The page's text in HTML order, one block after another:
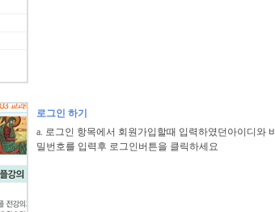
로그인 하기
a. 로그인 항목에서 회원가입할때 입력하였던 아이디와 비
밀번호를 입력후 로그인버튼을 클릭하세요